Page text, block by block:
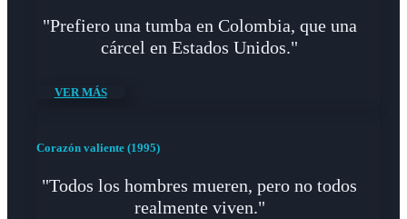
"Prefiero una tumba en Colombia, que una
cárcel en Estados Unidos."
VER MÁS
Corazón valiente (1995)
"Todos los hombres mueren, pero no todos
realmente viven."